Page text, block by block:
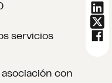
servicios
con